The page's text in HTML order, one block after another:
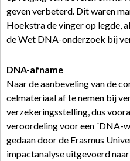
geven verbeterd. Dit waren
Hoekstra de vinger op legde,
de Wet DNA-onderzoek bij
DNA-afname
Naar de aanbeveling van de
celmateriaal af te nemen bij
verzekeringsstelling, dus
veroordeling voor een ´DNA-
gedaan door de Erasmus
impactanalyse uitgevoerd